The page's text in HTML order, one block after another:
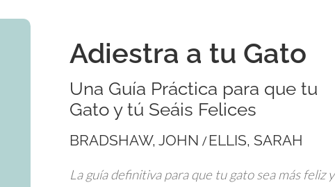
Adiestra a tu Gato
Una Guía Práctica para que tu
Gato y tú Seáis Felices
BRADSHAW, JOHN /ELLIS, SARAH
La guía definitiva para que tu gato sea más feliz y